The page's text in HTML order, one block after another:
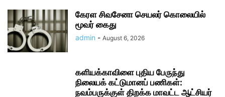
கேரள சிவசேனா செயலர் கொலையில்
மூவர் கைது
admin - August 6, 2026
களியக்காவிளை புதிய பேருந்து
நிலையக் கட்டுமானப் பணிகள்:
நவம்பருக்குள் திறக்க மாவட்ட ஆட்சியர்